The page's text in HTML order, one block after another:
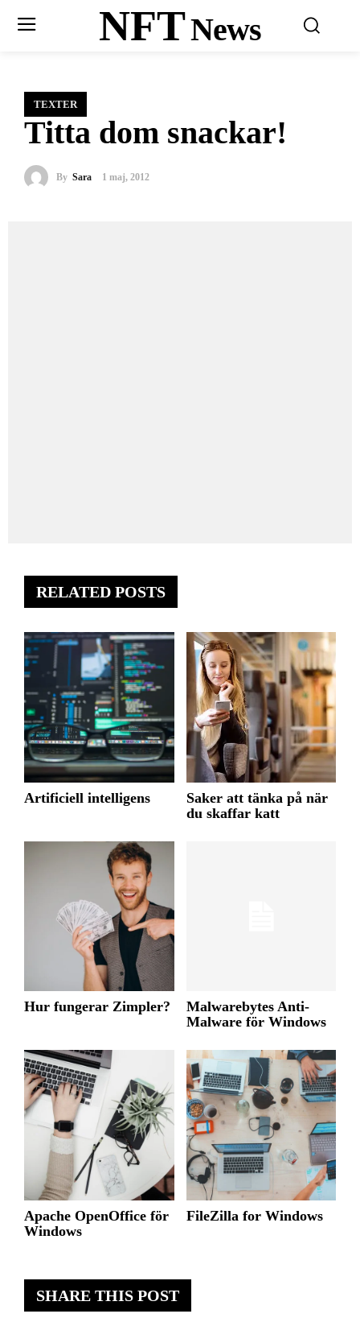
NFTNews
TEXTER
Titta dom snackar!
By Sara 1 maj, 2012
SHARE THIS POST
RELATED POSTS
Artificiell intelligens
Saker att tänka på när
du skaffar katt
Hur fungerar Zimpler?
Malwarebytes Anti-
Malware för Windows
Apache OpenOffice för
Windows
FileZilla for Windows